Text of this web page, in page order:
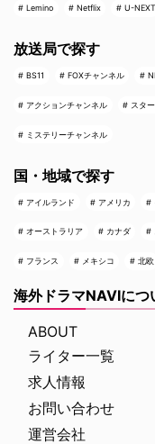
Lemino Netflix U-NEXT
放送局で探す
BS11 FOXチャンネル
アクションチャンネル スタ
ミステリーチャンネル
国・地域で探す
アイルランド アメリカ
オーストラリア カナダ
フランス メキシコ 北欧
海外ドラマNAVIにつ
ABOUT
ライター一覧
求人情報
お問い合わせ
運営会社